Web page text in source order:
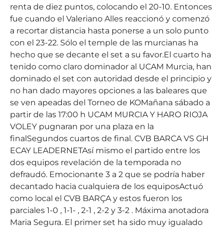
renta de diez puntos, colocando el 20-10. Entonces
fue cuando el Valeriano Alles reaccionó y comenzó
a recortar distancia hasta ponerse a un solo punto
con el 23-22. Sólo el temple de las murcianas ha
hecho que se decante el set a su favor.El cuarto ha
tenido como claro dominador al UCAM Murcia, han
dominado el set con autoridad desde el principio y
no han dado mayores opciones a las baleares que
se ven apeadas del Torneo de KOMañana sábado a
partir de las 17:00 h UCAM MURCIA Y HARO RIOJA
VOLEY pugnaran por una plaza en la
finalSegundos cuartos de final. CVB BARCA VS GH
ECAY LEADERNETAsí mismo el partido entre los
dos equipos revelación de la temporada no
defraudó. Emocionante 3 a 2 que se podría haber
decantado hacia cualquiera de los equiposActuó
como local el CVB BARÇA y estos fueron los
parciales 1-0 , 1-1- , 2-1 , 2-2 y 3-2 . Máxima anotadora
Maria Segura. El primer set ha sido muy igualado